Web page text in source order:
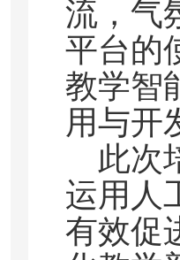
流，气
平台的
教学智
用与开
此次
运用人
有效促